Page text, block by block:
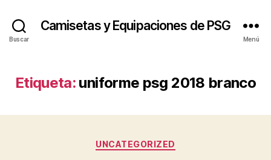
Buscar
Camisetas y Equipaciones de PSG
Menú
Etiqueta: uniforme psg 2018 branco
Categorías
UNCATEGORIZED